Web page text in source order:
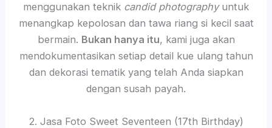
menggunakan teknik candid photographyuntuk
menangkap kepolosan dan tawa riang si kecil saat
bermain. Bukan hanya itu, kami juga akan
mendokumentasikan setiap detail kue ulang tahun
dan dekorasi tematik yang telah Anda siapkan
dengan susah payah.
2. Jasa Foto Sweet Seventeen (17th Birthday)